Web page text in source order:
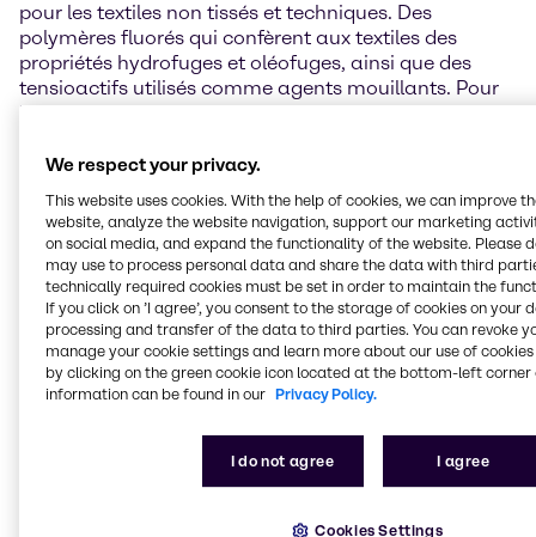
pour les textiles non tissés et techniques. Des
polymères fluorés qui confèrent aux textiles des
propriétés hydrofuges et oléofuges, ainsi que des
tensioactifs utilisés comme agents mouillants. Pour
les fabricants d'auxiliaires textiles et de textiles
produits, ainsi que des conseils sur les applications,
Dispersions acryliques pour une grande variété
d'applications de revêtement
Fluoropolymères pour rendre les textiles
hydrofuges et oléofuges
Les tensioactifs comme agents mouillants, comme
composants moussants dans les revêtements et
comme émulsifiants
résines époxy, silanes, matières premières PU,
charbon actif, agents d'encollage, retardateurs de
flamme, OBA, enzymes, acide lactique, colorants, et
We respect your privacy.
This website uses cookies. With the help of cookies, we can improve
website, analyze the website navigation, support our marketing
on social media, and expand the functionality of the website. Please
may use to process personal data and share the data with third
technically required cookies must be set in order to maintain the
If you click on ’I agree’, you consent to the storage of cookies on your
processing and transfer of the data to third parties. You can revoke
manage your cookie settings and learn more about our use of cookies
by clicking on the green cookie icon located at the bottom-left corner
information can be found in our Privacy Policy.
I do not agree I agree
Cookies Settings